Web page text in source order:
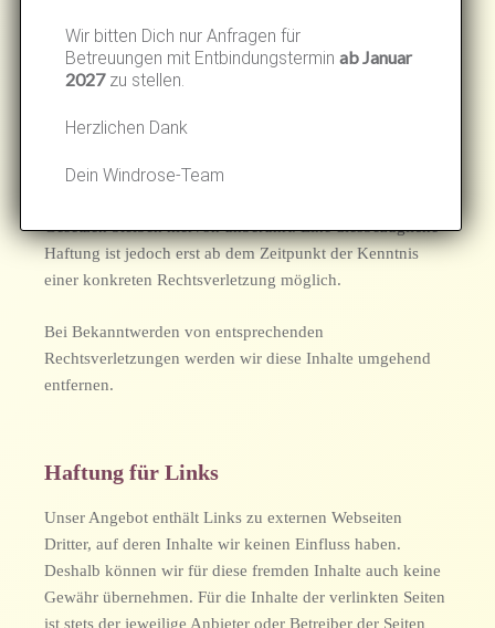
10 DDG sind wir als Diensteanbieter jedoch nicht
verpflichtet, übermittelte oder gespeicherte fremde
forschen, die auf eine rechtswidrige Tätigkeit hinweisen.
Verpflichtungen zur Entfernung oder Sperrung der
Gesetzen bleiben hiervon unberührt. Eine diesbezügliche
Haftung ist jedoch erst ab dem Zeitpunkt der Kenntnis
einer konkreten Rechtsverletzung möglich.
Bei Bekanntwerden von entsprechenden
Rechtsverletzungen werden wir diese Inhalte umgehend
entfernen.
Haftung für Links
Unser Angebot enthält Links zu externen Webseiten
Dritter, auf deren Inhalte wir keinen Einfluss haben.
Deshalb können wir für diese fremden Inhalte auch keine
Gewähr übernehmen. Für die Inhalte der verlinkten Seiten
ist stets der jeweilige Anbieter oder Betreiber der Seiten
Wir bitten Dich nur Anfragen für
Betreuungen mit Entbindungstermin ab Januar
2027zu stellen.
Herzlichen Dank
Dein Windrose-Team